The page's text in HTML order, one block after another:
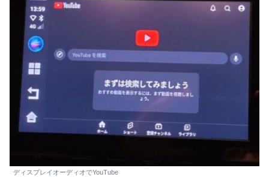
ディスプレイオーディオでYouTube